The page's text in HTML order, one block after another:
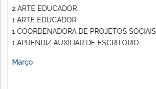
2 ARTE EDUCADOR
1 ARTE EDUCADOR
1 COORDENADORA DE PROJETOS SOCIAIS
1 APRENDIZ AUXILIAR DE ESCRITORIO
Março